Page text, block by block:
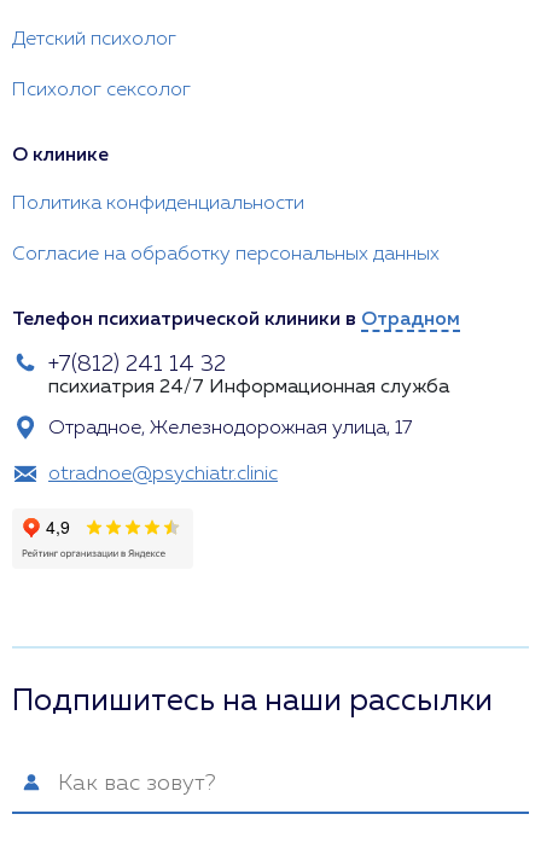
Детский психолог
Психолог сексолог
О клинике
Политика конфиденциальности
Согласие на обработку персональных данных
Телефон психиатрической клиники в Отрадном
+7(812) 241 14 32
психиатрия 24/7 Информационная служба
Отрадное, Железнодорожная улица, 17
otradnoe@psychiatr.clinic
Подпишитесь на наши рассылки